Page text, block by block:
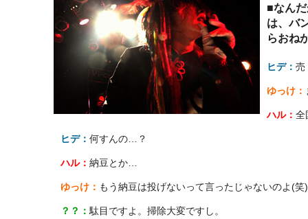
■なん
は、バ
らおね
ヒデ：
ゆっけ：
ハル： 全
ヒデ： 何すんの…？
ハル： 納豆とか…
ゆっけ： もう納豆は投げないって言ったじゃないのよ(笑)
？？： 駄目ですよ。掃除大変ですし。